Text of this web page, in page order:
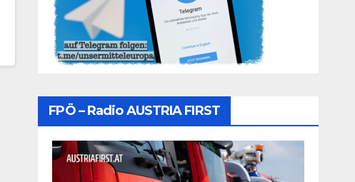
FPÖ – Radio AUSTRIA FIRST